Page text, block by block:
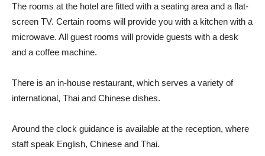
The rooms at the hotel are fitted with a seating area and a flat-
screen TV. Certain rooms will provide you with a kitchen with a
microwave. All guest rooms will provide guests with a desk
and a coffee machine.
There is an in-house restaurant, which serves a variety of
international, Thai and Chinese dishes.
Around the clock guidance is available at the reception, where
staff speak English, Chinese and Thai.